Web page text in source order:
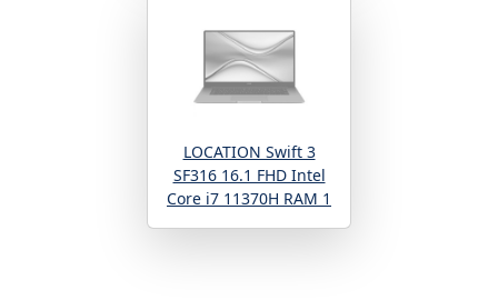
LOCATION Swift 3
SF316 16.1 FHD Intel
Core i7 11370H RAM 1